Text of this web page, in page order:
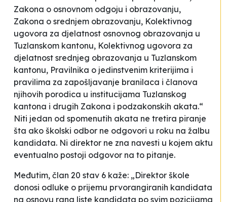
Zakona o osnovnom odgoju i obrazovanju,
Zakona o srednjem obrazovanju, Kolektivnog
ugovora za djelatnost osnovnog obrazovanja u
Tuzlanskom kantonu, Kolektivnog ugovora za
djelatnost srednjeg obrazovanja u Tuzlanskom
kantonu, Pravilnika o jedinstvenim kriterijima i
pravilima za zapošljavanje branilaca i članova
njihovih porodica u institucijama Tuzlanskog
kantona i drugih Zakona i podzakonskih akata.“
Niti jedan od spomenutih akata ne tretira piranje
šta ako školski odbor ne odgovori u roku na žalbu
kandidata. Ni direktor ne zna navesti u kojem aktu
eventualno postoji odgovor na to pitanje.
Međutim, član 20 stav 6 kaže: „Direktor škole
donosi odluke o prijemu prvorangiranih kandidata
na osnovu rang liste kandidata po svim pozicijama